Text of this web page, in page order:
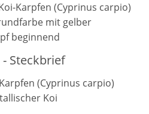
Karpfen (Cyprinus carpio)
mit gelber
beginnend
- Steckbrief
(Cyprinus carpio)
Koi